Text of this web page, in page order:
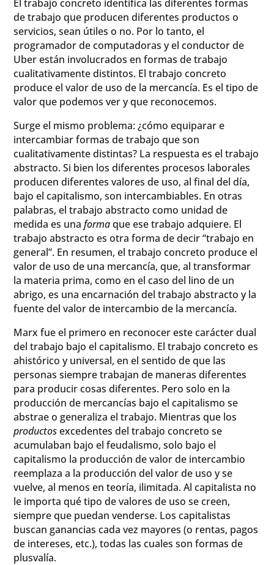
El trabajo concreto identifica las diferentes formas
de trabajo que producen diferentes productos o
servicios, sean útiles o no. Por lo tanto, el
programador de computadoras y el conductor de
Uber están involucrados en formas de trabajo
cualitativamente distintos. El trabajo concreto
produce el valor de uso de la mercancía. Es el tipo de
valor que podemos ver y que reconocemos.
Surge el mismo problema: ¿cómo equiparar e
intercambiar formas de trabajo que son
cualitativamente distintas? La respuesta es el trabajo
abstracto. Si bien los diferentes procesos laborales
producen diferentes valores de uso, al final del día,
bajo el capitalismo, son intercambiables. En otras
palabras, el trabajo abstracto como unidad de
medida es unaformaque ese trabajo adquiere. El
trabajo abstracto es otra forma de decir “trabajo en
general”. En resumen, el trabajo concreto produce el
valor de uso de una mercancía, que, al transformar
la materia prima, como en el caso del lino de un
abrigo, es una encarnación del trabajo abstracto y la
fuente del valor de intercambio de la mercancía.
Marx fue el primero en reconocer este carácter dual
del trabajo bajo el capitalismo. El trabajo concreto es
ahistórico y universal, en el sentido de que las
personas siempre trabajan de maneras diferentes
para producir cosas diferentes. Pero solo en la
producción de mercancías bajo el capitalismo se
abstrae o generaliza el trabajo. Mientras que los
productosexcedentes del trabajo concreto se
acumulaban bajo el feudalismo, solo bajo el
capitalismo la producción de valor de intercambio
reemplaza a la producción del valor de uso y se
vuelve, al menos en teoría, ilimitada. Al capitalista no
le importa qué tipo de valores de uso se creen,
siempre que puedan venderse. Los capitalistas
buscan ganancias cada vez mayores (o rentas, pagos
de intereses, etc.), todas las cuales son formas de
plusvalía.